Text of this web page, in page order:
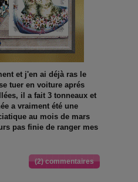
et j'en ai déjà ras le
tuer en voiture aprés
il a fait 3 tonneaux et
a vraiment été une
au mois de mars
pas finie de ranger mes
(2) commentaires